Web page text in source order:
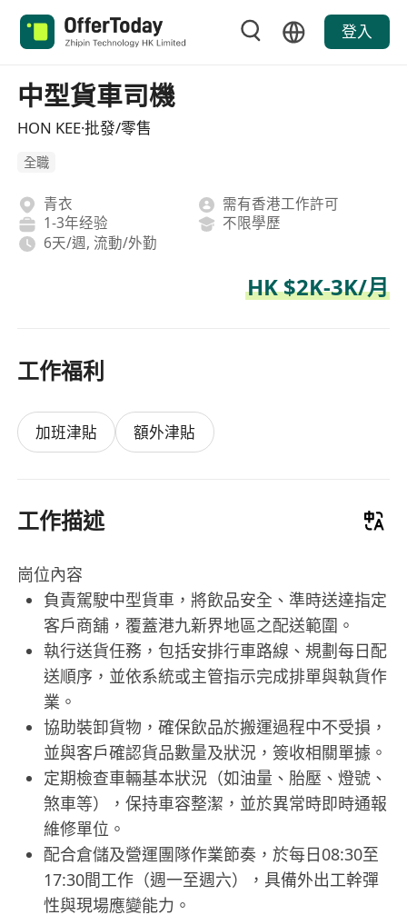
登入
中型貨車司機
HON KEE·批發/零售
全職
青衣
需有香港工作許可
1-3年经验
不限學歷
6天/週, 流動/外勤
HK $2K-3K/月
工作福利
加班津貼 額外津貼
工作描述
崗位內容
負責駕駛中型貨車，將飲品安全、準時送達指定
客戶商舖，覆蓋港九新界地區之配送範圍。
執行送貨任務，包括安排行車路線、規劃每日配
送順序，並依系統或主管指示完成排單與執貨作
業。
協助裝卸貨物，確保飲品於搬運過程中不受損，
並與客戶確認貨品數量及狀況，簽收相關單據。
定期檢查車輛基本狀況（如油量、胎壓、燈號、
煞車等），保持車容整潔，並於異常時即時通報
維修單位。
配合倉儲及營運團隊作業節奏，於每日08:30至
17:30間工作（週一至週六），具備外出工幹彈
性與現場應變能力。